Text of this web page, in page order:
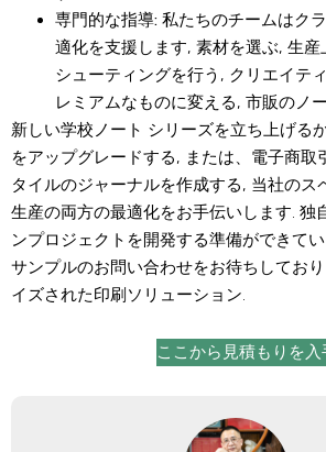
専門的な指導: 私たちのチームはク
適化を支援します, 素材を選ぶ, 生
シューティングを行う, クリエイテ
レミアムなものに変える, 市販のノ
新しい学校ノート シリーズを立ち上げる
をアップグレードする, または、電子商取
タイルのジャーナルを作成する, 当社のス
生産の両方の最適化をお手伝いします. 独
ンプロジェクトを開発する準備ができて
サンプルのお問い合わせをお待ちしてお
イズされた印刷ソリューション.
ここから見積もりを入